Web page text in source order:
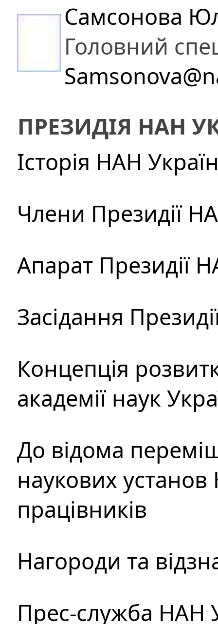
Самсонова
Головний
ПРЕЗИДІЯ НАН
Історія НАН
Члени Президії
Апарат Президії
Засідання
Концепція
академії наук
До відома
наукових установ
працівників
Нагороди та
Прес-служба НАН